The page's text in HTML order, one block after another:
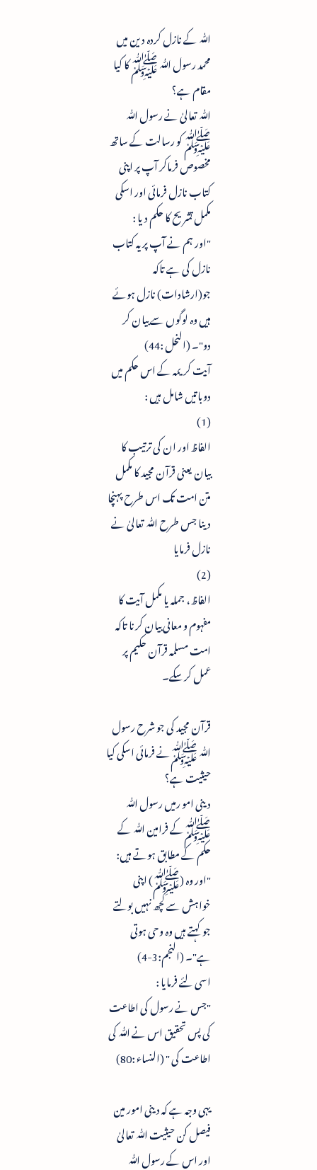
ﷲ کے نازل کردہ دین میں
محمد رسول ﷲ ﷺ کا کیا
مقام ہے؟
ﷲ تعالیٰ نے رسول ﷲ
ﷺ کو رسالت کے ساتھ
مخصوص فرماکر آپ پر اپنی
کتاب نازل فرمائی اور اسکی
مکمل تشریح کا حکم دیا :
"اور ہم نے آپ پر یہ کتاب
نازل کی ہے تاکہ
جو(ارشادات) نازل ہوئے
ہیں وہ لوگوں سے بیان کر
دو"۔ (النحل :44)
آیت کریمہ کے اس حکم میں
دوباتیں شامل ہیں :
(1)
الفاظ اور ان کی ترتیب کا
بیان یعنی قرآن مجید کا مکمل
متن امت تک اس طرح پہنچا
دینا جس طرح ﷲ تعالیٰ نے
نازل فرمایا
(2)
الفاظ ، جملہ یا مکمل آیت کا
مفہوم و معانی بیان کرنا تاکہ
امت مسلمہ قرآن حکیم پر
عمل کرسکے۔
قرآن مجید کی جو شرح رسول
ﷲ ﷺنے فرمائی اسکی کیا
حیثیت ہے؟
دینی امو رمیں رسول ﷲ
ﷺکے فرامین ﷲ کے
حکم کے مطابق ہوتے ہیں:
"اور وہ (ﷺ) اپنی
خواہش سے کچھ نہیں بولتے
جو کہتے ہیں وہ وحی ہوتی
ہے"۔ (النجم:3-4)
اسی لئے فرمایا :
"جس نے رسول کی اطاعت
کی پس تحقیق اس نے ﷲ کی
اطاعت کی " (النساء :80)
یہی وجہ ہے کہ دینی امور مین
فیصل کن حیثیت ﷲ تعالیٰ
اور اس کے رسول ﷲ